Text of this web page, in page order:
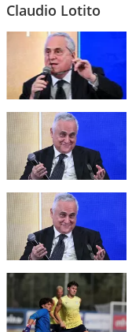
ANSA
Claudio Lotito